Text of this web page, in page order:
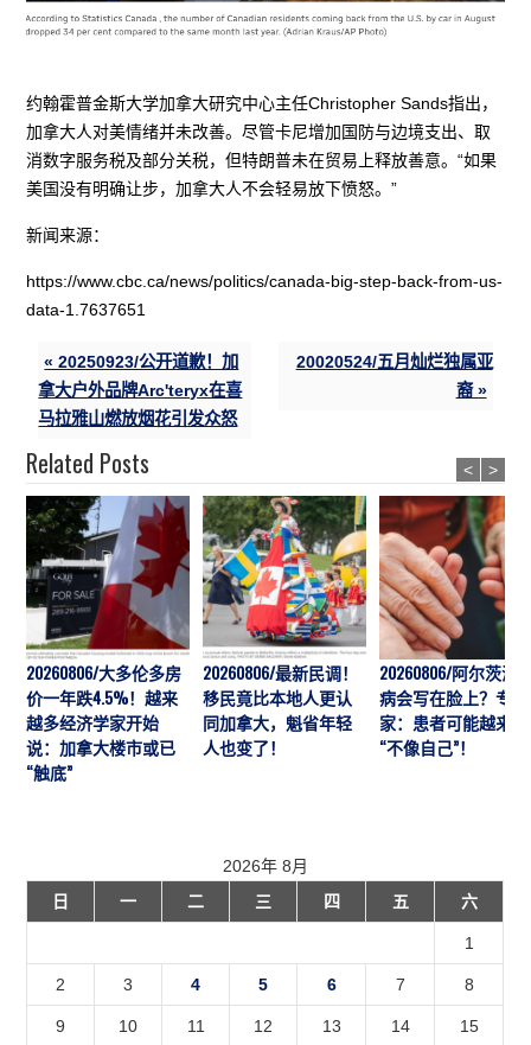
约翰霍普金斯大学加拿大研究中心主任Christopher Sands指出，
加拿大人对美情绪并未改善。尽管卡尼增加国防与边境支出、取
消数字服务税及部分关税，但特朗普未在贸易上释放善意。“如果
美国没有明确让步，加拿大人不会轻易放下愤怒。”
新闻来源：
https://www.cbc.ca/news/politics/canada-big-step-back-from-us-
data-1.7637651
« 20250923/公开道歉！加
拿大户外品牌Arc'teryx在喜
马拉雅山燃放烟花引发众怒
20020524/五月灿烂独属亚
裔 »
Related Posts
20260806/大多伦多房
价一年跌4.5%！越来
越多经济学家开始
说：加拿大楼市或已
“触底”
20260806/最新民调！
移民竟比本地人更认
同加拿大，魁省年轻
人也变了！
20260806/阿尔茨海
病会写在脸上？专
家：患者可能越来越
“不像自己”！
< >
2026年 8月
日
一 二 三 四 五 六
1
2 3 4 5 6 7 8
9 10 11 12 13 14 15